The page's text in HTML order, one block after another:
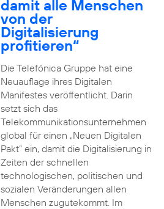
damit alle Menschen
von der
Digitalisierung
profitieren“
Die Telefónica Gruppe hat eine
Neuauflage ihres Digitalen
Manifestes veröffentlicht. Darin
setzt sich das
Telekommunikationsunternehmen
global für einen „Neuen Digitalen
Pakt“ ein, damit die Digitalisierung in
Zeiten der schnellen
technologischen, politischen und
sozialen Veränderungen allen
Menschen zugutekommt. Im